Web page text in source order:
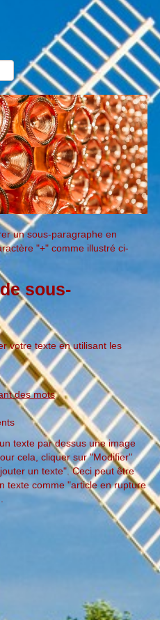
in beaujolais
un sous-paragraphe en
"+" comme illustré ci-
sous-
votre texte en utilisant les
des mots
texte par dessus une image
cela, cliquer sur "Modifier"
un texte". Ceci peut être
texte comme "article en rupture